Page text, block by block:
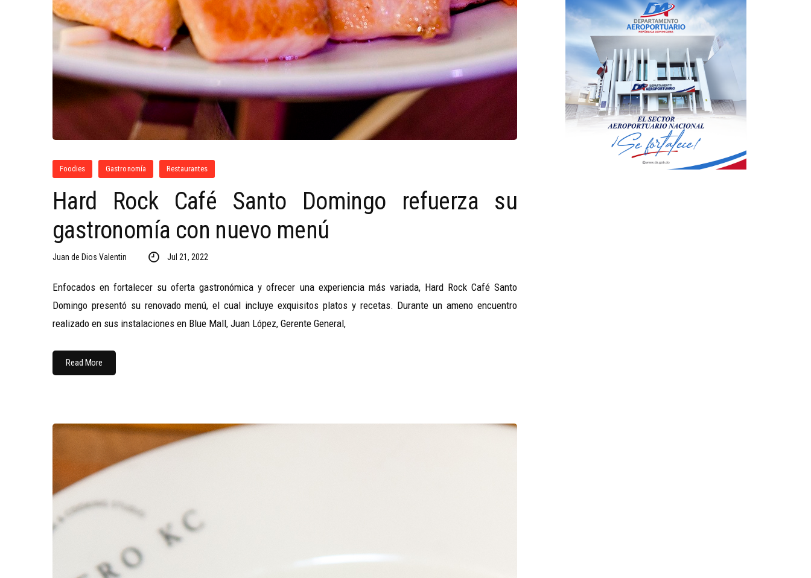
Foodies Gastronomía Restaurantes
Hard Rock Café Santo Domingo refuerza su
gastronomía con nuevo menú
Juan de Dios Valentin Jul 21, 2022
Enfocados en fortalecer su oferta gastronómica y ofrecer una experiencia más variada, Hard Rock Café Santo
Domingo presentó su renovado menú, el cual incluye exquisitos platos y recetas. Durante un ameno encuentro
realizado en sus instalaciones en Blue Mall, Juan López, Gerente General,
Read More